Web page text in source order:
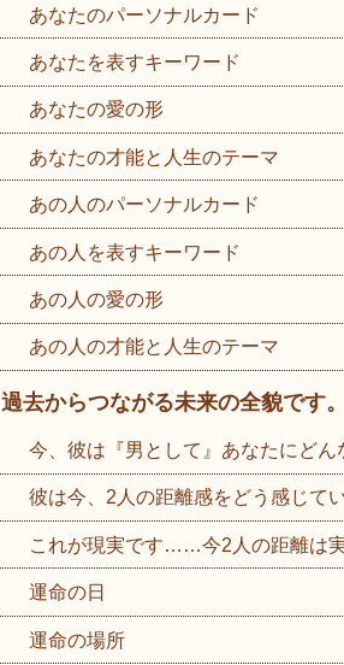
あなたのパーソナルカード
あなたを表すキーワード
あなたの愛の形
あなたの才能と人生のテーマ
あの人のパーソナルカード
あの人を表すキーワード
あの人の愛の形
あの人の才能と人生のテーマ
過去からつながる未来の全貌です。
今、彼は『男として』あなたにどん
彼は今、2人の距離感をどう感じて
これが現実です……今2人の距離は
運命の日
運命の場所